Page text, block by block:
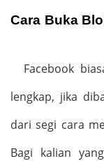
Cara Buka
Facebook
lengkap, jika
dari segi cara
Bagi kalian